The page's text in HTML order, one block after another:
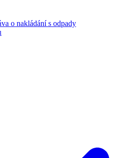
o nakládání s odpady